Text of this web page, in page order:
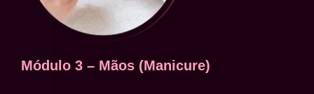
Módulo 3 – Mãos (Manicure)